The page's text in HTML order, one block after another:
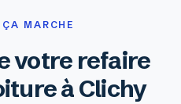
MARCHE
votre refaire
à Clichy